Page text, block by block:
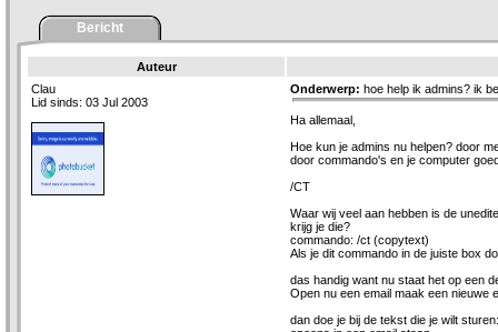
Bericht
Auteur
Clau
Lid sinds: 03 Jul 2003
Onderwerp: hoe help ik admins? ik
Ha allemaal,
Hoe kun je admins nu helpen? door
door commando's en je computer
/CT
Waar wij veel aan hebben is de
krijg je die?
commando: /ct (copytext)
Als je dit commando in de juiste box
das handig want nu staat het op een
Open nu een email maak een nieuwe
dan doe je bij de tekst die je wilt